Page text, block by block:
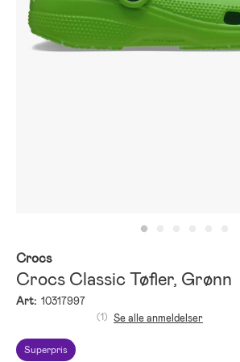
Crocs
Crocs Classic Tøfler, Grønn
Art: 10317997
Superpris
(1) Se alle anmeldelser